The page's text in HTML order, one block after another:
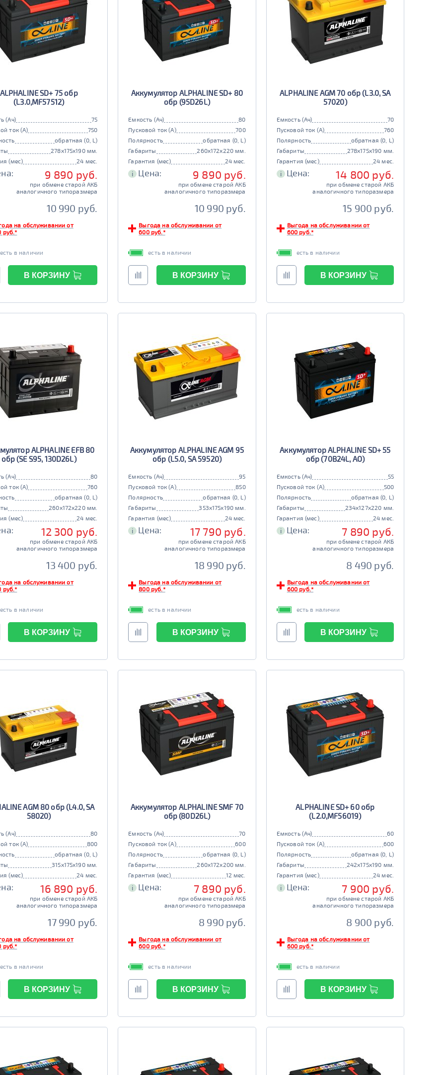
ALPHALINE SD+ 75 обр
(L3.0,MF57512)
(Ач)
75
ток (А)
750
обратная (0, L)
278x175x190 мм.
(мес)
24 мес.
9 890 руб.
при обмене старой АКБ
аналогичного типоразмера
10 990 руб.
на обслуживании от
руб.*
есть в наличии
В КОРЗИНУ
Аккумулятор ALPHALINE SD+ 80
обр (95D26L)
Емкость (Ач)
80
Пусковой ток (А)
700
Полярность
обратная (0, L)
Габариты
260x172x220 мм.
Гарантия (мес)
24 мес.
i Цена: 9 890 руб.
при обмене старой АКБ
аналогичного типоразмера
10 990 руб.
Выгода на обслуживании от
600 руб.*
есть в наличии
В КОРЗИНУ
ALPHALINE AGM 70 обр (L3.0, SA
57020)
Емкость (Ач)
70
Пусковой ток (А)
760
Полярность
обратная (0, L)
Габариты
278x175x190 мм.
Гарантия (мес)
24 мес.
i Цена: 14 800 руб.
при обмене старой АКБ
аналогичного типоразмера
15 900 руб.
Выгода на обслуживании от
600 руб.*
есть в наличии
В КОРЗИНУ
ALPHALINE EFB 80
обр (SE S95, 130D26L)
(Ач)
80
ток (А)
760
обратная (0, L)
260x172x220 мм.
(мес)
24 мес.
12 300 руб.
при обмене старой АКБ
аналогичного типоразмера
13 400 руб.
на обслуживании от
руб.*
есть в наличии
В КОРЗИНУ
Аккумулятор ALPHALINE AGM 95
обр (L5.0, SA 59520)
Емкость (Ач)
95
Пусковой ток (А)
850
Полярность
обратная (0, L)
Габариты
353x175x190 мм.
Гарантия (мес)
24 мес.
i Цена: 17 790 руб.
при обмене старой АКБ
аналогичного типоразмера
18 990 руб.
Выгода на обслуживании от
800 руб.*
есть в наличии
В КОРЗИНУ
Аккумулятор ALPHALINE SD+ 55
обр (70B24L, AO)
Емкость (Ач)
55
Пусковой ток (А)
500
Полярность
обратная (0, L)
Габариты
234x127x220 мм.
Гарантия (мес)
24 мес.
i Цена: 7 890 руб.
при обмене старой АКБ
аналогичного типоразмера
8 490 руб.
Выгода на обслуживании от
600 руб.*
есть в наличии
В КОРЗИНУ
AGM 80 обр (L4.0, SA
58020)
(Ач)
80
ток (А)
800
обратная (0, L)
315x175x190 мм.
(мес)
24 мес.
16 890 руб.
при обмене старой АКБ
аналогичного типоразмера
17 990 руб.
на обслуживании от
руб.*
есть в наличии
В КОРЗИНУ
Аккумулятор ALPHALINE SMF 70
обр (80D26L)
Емкость (Ач)
70
Пусковой ток (А)
600
Полярность
обратная (0, L)
Габариты
260x172x200 мм.
Гарантия (мес)
12 мес.
i Цена: 7 890 руб.
при обмене старой АКБ
аналогичного типоразмера
8 990 руб.
Выгода на обслуживании от
600 руб.*
есть в наличии
В КОРЗИНУ
ALPHALINE SD+ 60 обр
(L2.0,MF56019)
Емкость (Ач)
60
Пусковой ток (А)
600
Полярность
обратная (0, L)
Габариты
242x175x190 мм.
Гарантия (мес)
24 мес.
i Цена: 7 900 руб.
при обмене старой АКБ
аналогичного типоразмера
8 900 руб.
Выгода на обслуживании от
600 руб.*
есть в наличии
В КОРЗИНУ